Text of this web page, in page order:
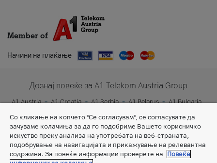
Member of
Начини на плаќање
Дознај повеќе за A1 Telekom Austria Group
A1 Austria A1 Croatia A1 Serbia A1 Belarus
A1 Bulgaria
Со кликање на копчето "Се согласувам", се согласувате да
зачуваме колачиња за да го подобриме Вашето корисничко
искуство преку анализа на употребата на веб-страната,
подобрување на навигацијата и прикажување на релевантна
содржина. За повеќе информации проверете на
Повеќе